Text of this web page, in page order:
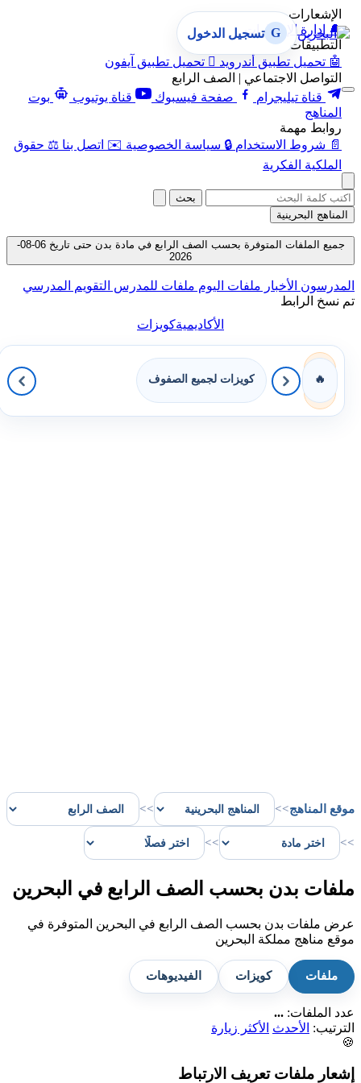
الإشعارات
🔔 إدارة الإشعارات
التطبيقات
🤖 تحميل تطبيق أندرويد  تحميل تطبيق آيفون
التواصل الاجتماعي | الصف الرابع
قناة تيليجرام
صفحة فيسبوك قناة يوتيوب
بوت
المناهج
روابط مهمة
📄 شروط الاستخدام 🔒 سياسة الخصوصية ✉️ اتصل بنا ⚖️ حقوق
الملكية الفكرية
G تسجيل الدخول
بحث
المناهج البحرينية
جميع الملفات المتوفرة بحسب الصف الرابع في مادة بدن حتى تاريخ 06-08-
2026
المدرسون الأخبار ملفات اليوم ملفات للمدرس التقويم المدرسي
تم نسخ الرابط
الأكاديميةكويزات
🔥 كويزات لجميع الصفوف
موقع المناهج>>
>>
>>
>>
ملفات بدن بحسب الصف الرابع في البحرين
عرض ملفات بدن بحسب الصف الرابع في البحرين المتوفرة في
موقع مناهج مملكة البحرين
ملفات كويزات الفيديوهات
عدد الملفات: ...
الترتيب:
الأحدث
الأكثر زيارة
🍪
إشعار ملفات تعريف الارتباط